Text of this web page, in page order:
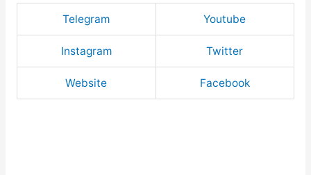
Telegram Youtube
Instagram Twitter
Website Facebook